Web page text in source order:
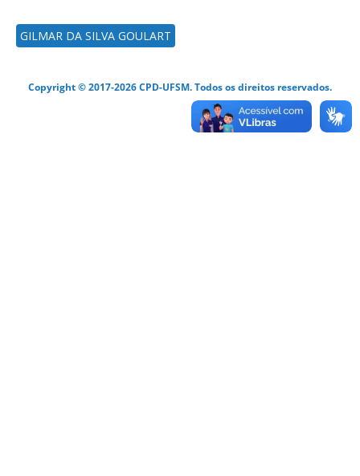
GILMAR DA SILVA GOULART
Copyright © 2017-2026 CPD-UFSM. Todos os direitos reservados.